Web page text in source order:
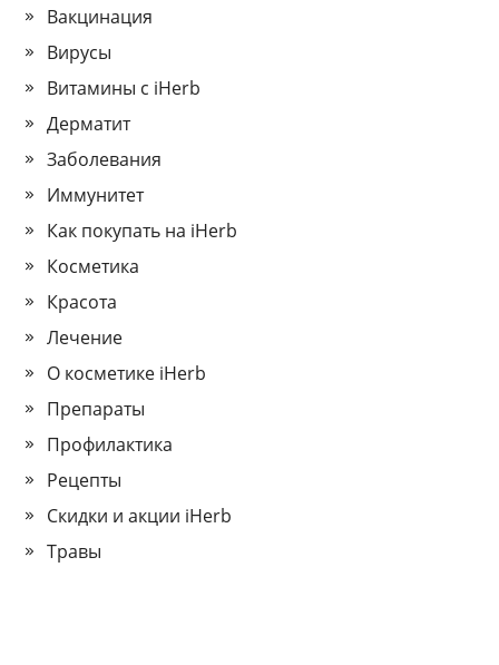
Вакцинация
Вирусы
Витамины с iHerb
Дерматит
Заболевания
Иммунитет
Как покупать на iHerb
Косметика
Красота
Лечение
О косметике iHerb
Препараты
Профилактика
Рецепты
Скидки и акции iHerb
Травы